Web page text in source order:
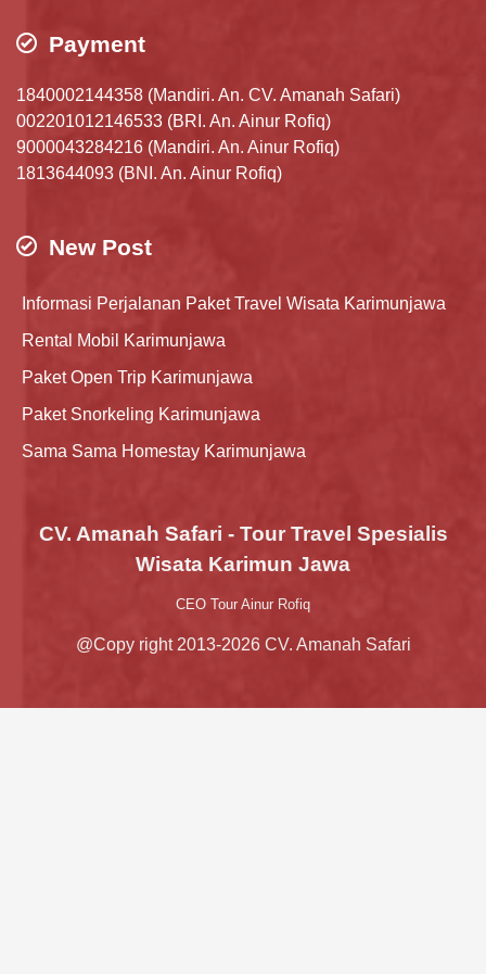
Payment
1840002144358 (Mandiri. An. CV. Amanah Safari)
002201012146533 (BRI. An. Ainur Rofiq)
9000043284216 (Mandiri. An. Ainur Rofiq)
1813644093 (BNI. An. Ainur Rofiq)
New Post
Informasi Perjalanan Paket Travel Wisata Karimunjawa
Rental Mobil Karimunjawa
Paket Open Trip Karimunjawa
Paket Snorkeling Karimunjawa
Sama Sama Homestay Karimunjawa
CV. Amanah Safari - Tour Travel Spesialis
Wisata Karimun Jawa
CEO Tour Ainur Rofiq
@Copy right 2013-2026 CV. Amanah Safari